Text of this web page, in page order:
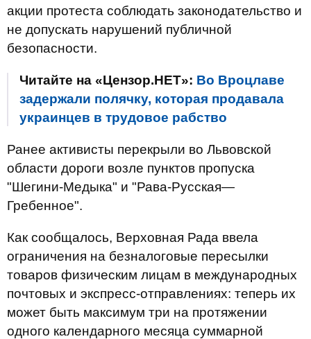
акции протеста соблюдать законодательство и
не допускать нарушений публичной
безопасности.
Читайте на «Цензор.НЕТ»: Во Вроцлаве
задержали полячку, которая продавала
украинцев в трудовое рабство
Ранее активисты перекрыли во Львовской
области дороги возле пунктов пропуска
"Шегини-Медыка" и "Рава-Русская—
Гребенное".
Как сообщалось, Верховная Рада ввела
ограничения на безналоговые пересылки
товаров физическим лицам в международных
почтовых и экспресс-отправлениях: теперь их
может быть максимум три на протяжении
одного календарного месяца суммарной